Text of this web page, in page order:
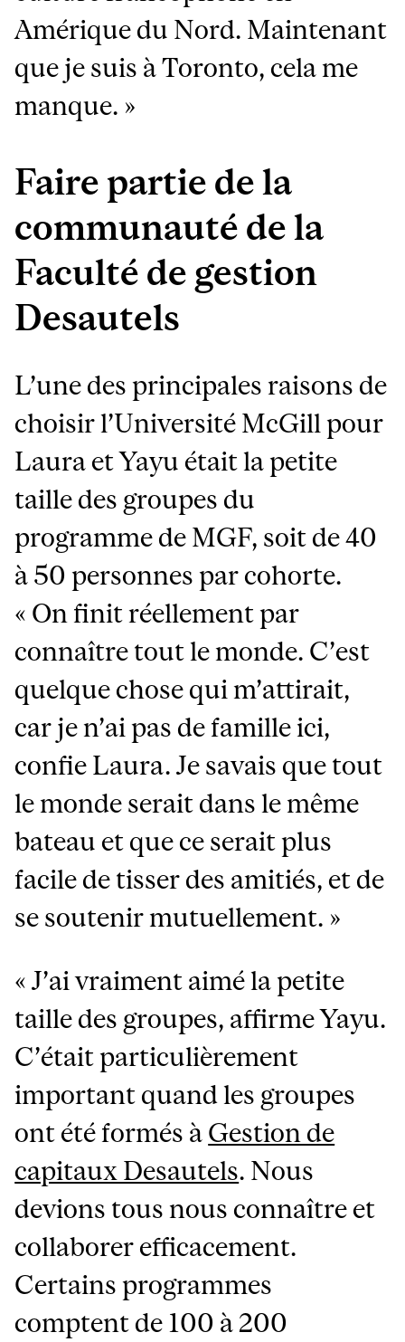
Amérique du Nord. Maintenant
que je suis à Toronto, cela me
manque. »
Faire partie de la
communauté de la
Faculté de gestion
Desautels
L’une des principales raisons de
choisir l’Université McGill pour
Laura et Yayu était la petite
taille des groupes du
programme de MGF, soit de 40
à 50 personnes par cohorte.
« On finit réellement par
connaître tout le monde. C’est
quelque chose qui m’attirait,
car je n’ai pas de famille ici,
confie Laura. Je savais que tout
le monde serait dans le même
bateau et que ce serait plus
facile de tisser des amitiés, et de
se soutenir mutuellement. »
« J’ai vraiment aimé la petite
taille des groupes, affirme Yayu.
C’était particulièrement
important quand les groupes
ont été formés à Gestion de
capitaux Desautels. Nous
devions tous nous connaître et
collaborer efficacement.
Certains programmes
comptent de 100 à 200